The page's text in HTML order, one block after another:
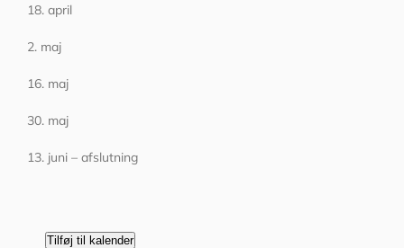
18. april
2. maj
16. maj
30. maj
13. juni – afslutning
Tilføj til kalender